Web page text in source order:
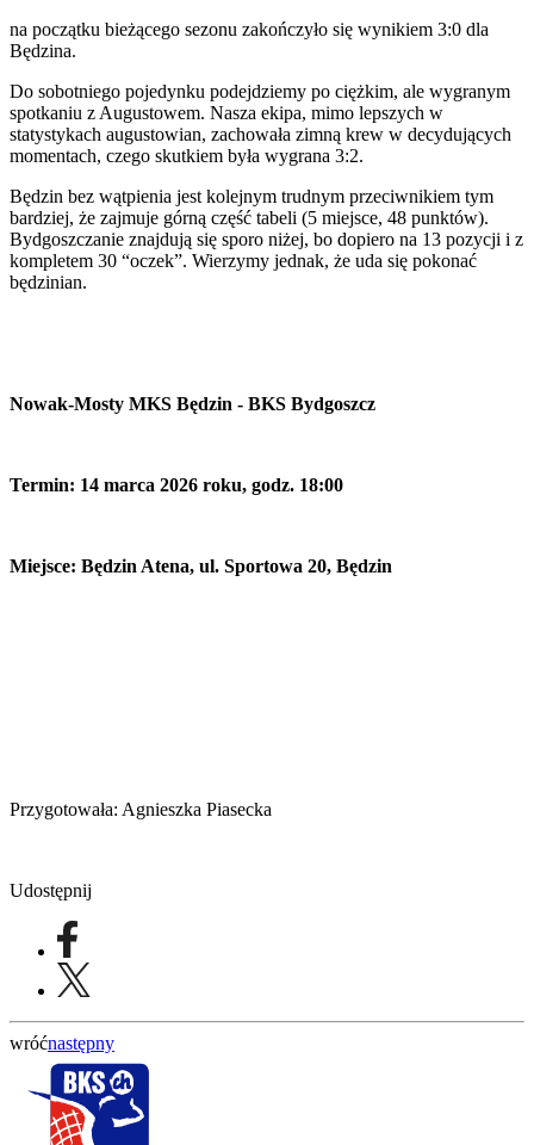
na początku bieżącego sezonu zakończyło się wynikiem 3:0 dla
Będzina.
Do sobotniego pojedynku podejdziemy po ciężkim, ale wygranym
spotkaniu z Augustowem. Nasza ekipa, mimo lepszych w
statystykach augustowian, zachowała zimną krew w decydujących
momentach, czego skutkiem była wygrana 3:2.
Będzin bez wątpienia jest kolejnym trudnym przeciwnikiem tym
bardziej, że zajmuje górną część tabeli (5 miejsce, 48 punktów).
Bydgoszczanie znajdują się sporo niżej, bo dopiero na 13 pozycji i z
kompletem 30 “oczek”. Wierzymy jednak, że uda się pokonać
będzinian.
Nowak-Mosty MKS Będzin - BKS Bydgoszcz
Termin: 14 marca 2026 roku, godz. 18:00
Miejsce: Będzin Atena, ul. Sportowa 20, Będzin
Przygotowała: Agnieszka Piasecka
Udostępnij
wróćnastępny